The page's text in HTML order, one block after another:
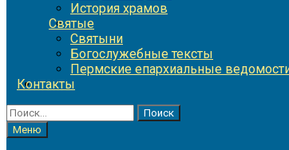
История храмов
Святые
Святыни
Богослужебные тексты
Пермские епархиальные
Контакты
Найти:
Меню